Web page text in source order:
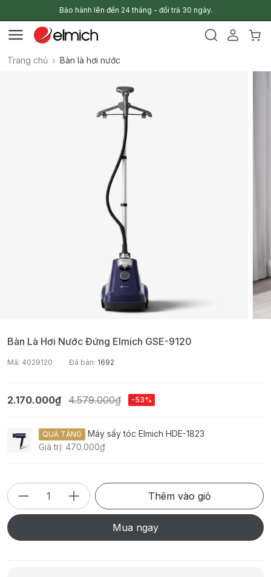
Bảo hành lên đến 24 tháng - đổi trả 30 ngày.
Trang chủ Bàn là hơi nước
Bàn Là Hơi Nước Đứng Elmich GSE-9120
Mã: 4029120 Đã bán: 1692
2.170.000₫ 4.579.000₫ -53%
QUÀ TẶNG
Máy sấy tóc Elmich HDE-1823
Giá trị: 470.000₫
Thêm vào giỏ
Mua ngay